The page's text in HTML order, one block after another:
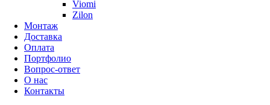
Viomi
Zilon
Монтаж
Доставка
Оплата
Портфолио
Вопрос-ответ
О нас
Контакты